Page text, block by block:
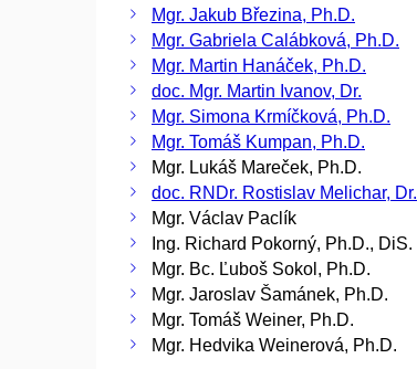
Mgr. Jakub Březina, Ph.D.
Mgr. Gabriela Calábková, Ph.D.
Mgr. Martin Hanáček, Ph.D.
doc. Mgr. Martin Ivanov, Dr.
Mgr. Simona Krmíčková, Ph.D.
Mgr. Tomáš Kumpan, Ph.D.
Mgr. Lukáš Mareček, Ph.D.
doc. RNDr. Rostislav Melichar, Dr.
Mgr. Václav Paclík
Ing. Richard Pokorný, Ph.D., DiS.
Mgr. Bc. Ľuboš Sokol, Ph.D.
Mgr. Jaroslav Šamánek, Ph.D.
Mgr. Tomáš Weiner, Ph.D.
Mgr. Hedvika Weinerová, Ph.D.